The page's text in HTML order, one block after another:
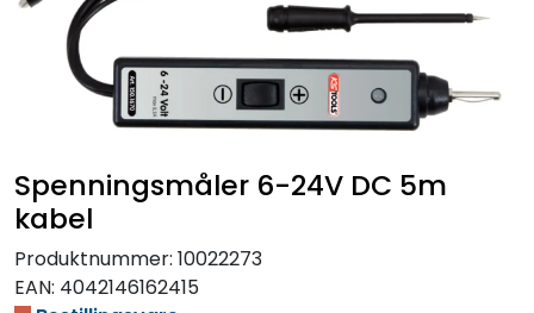
Spenningsmåler 6-24V DC 5m
kabel
Produktnummer: 10022273
EAN: 4042146162415